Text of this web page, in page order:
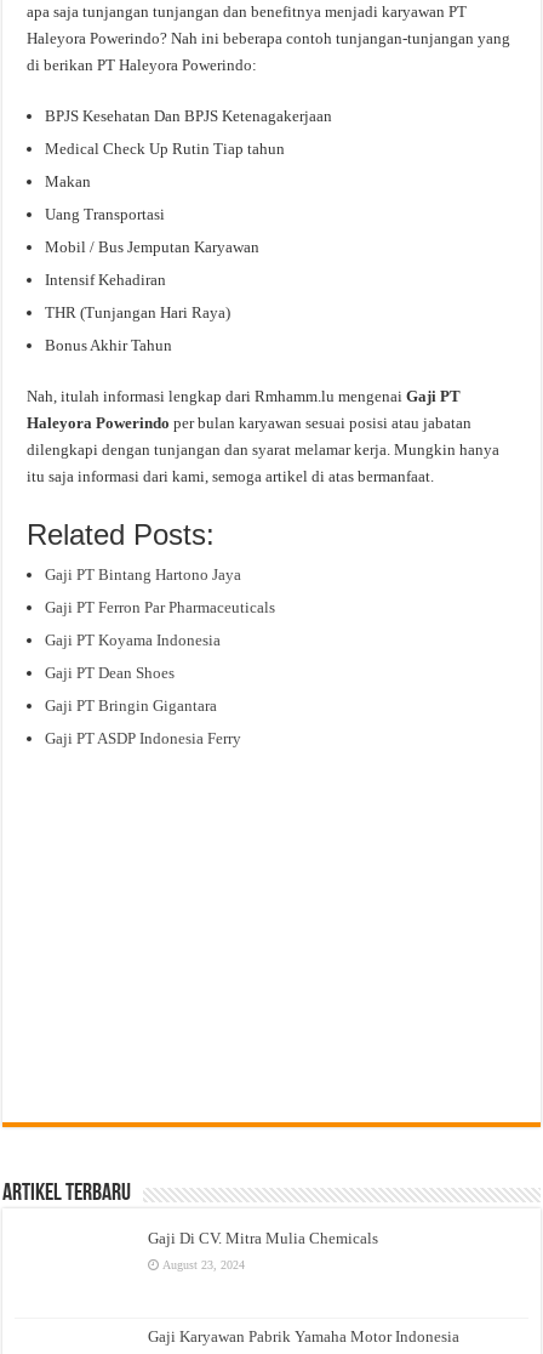
apa saja tunjangan tunjangan dan benefitnya menjadi karyawan PT
Haleyora Powerindo? Nah ini beberapa contoh tunjangan-tunjangan yang
di berikan PT Haleyora Powerindo:
BPJS Kesehatan Dan BPJS Ketenagakerjaan
Medical Check Up Rutin Tiap tahun
Makan
Uang Transportasi
Mobil / Bus Jemputan Karyawan
Intensif Kehadiran
THR (Tunjangan Hari Raya)
Bonus Akhir Tahun
Nah, itulah informasi lengkap dari Rmhamm.lu mengenaiGaji PT
Haleyora Powerindoper bulan karyawan sesuai posisi atau jabatan
dilengkapi dengan tunjangan dan syarat melamar kerja. Mungkin hanya
itu saja informasi dari kami, semoga artikel di atas bermanfaat.
Related Posts:
Gaji PT Bintang Hartono Jaya
Gaji PT Ferron Par Pharmaceuticals
Gaji PT Koyama Indonesia
Gaji PT Dean Shoes
Gaji PT Bringin Gigantara
Gaji PT ASDP Indonesia Ferry
Artikel Terbaru
Gaji Di CV. Mitra Mulia Chemicals
August 23, 2024
Gaji Karyawan Pabrik Yamaha Motor Indonesia